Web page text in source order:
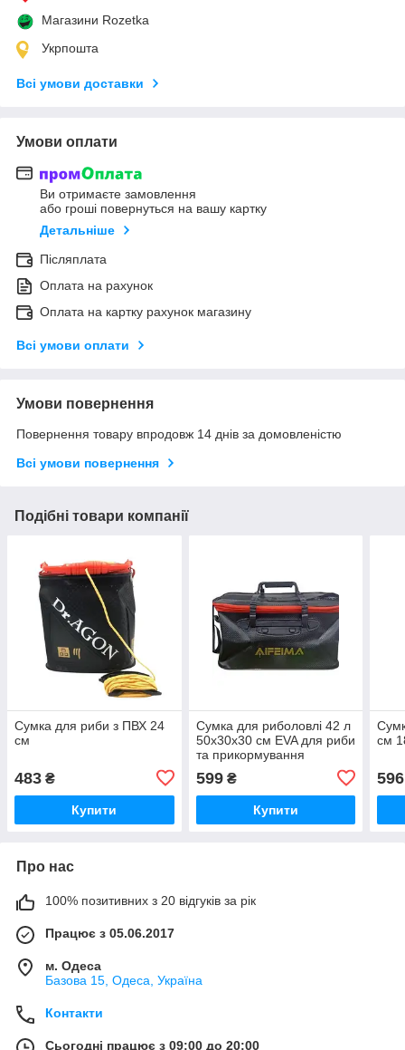
Магазини Rozetka
Укрпошта
Всі умови доставки
Умови оплати
Ви отримаєте замовлення
або гроші повернуться на вашу картку
Детальніше
Післяплата
Оплата на рахунок
Оплата на картку рахунок магазину
Всі умови оплати
Умови повернення
Повернення товару впродовж 14 днів за домовленістю
Всі умови повернення
Подібні товари компанії
Сумка для риби з ПВХ 24
см
483 ₴
Купити
Сумка для риболовлі 42 л
50x30x30 см EVA для риби
та прикормування
складана водонепроникна
599₴
Купити
см
596
Про нас
100% позитивних з 20 відгуків за рік
Працює з 05.06.2017
м. Одеса
Базова 15, Одеса, Україна
Контакти
Сьогодні працює з 09:00 до 20:00